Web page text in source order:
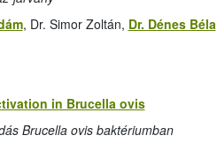
, Dr. Simor Zoltán, Dr. Dénes Béla
in Brucella ovis
Brucella ovis baktériumban